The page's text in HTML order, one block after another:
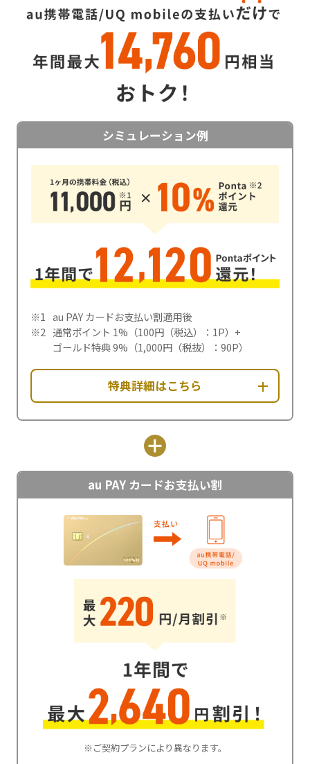
シミュレーション例
au PAY カードお支払い割適用後
通常ポイント 1%（100円（税込）：1P）+
ゴールド特典 9%（1,000円（税抜）：90P）
特典詳細はこちら
au PAY カードお支払い割
※ご契約プランにより異なります。